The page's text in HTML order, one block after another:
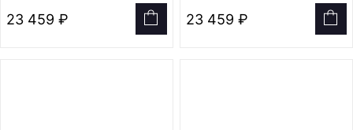
23 459 ₽ 23 459 ₽